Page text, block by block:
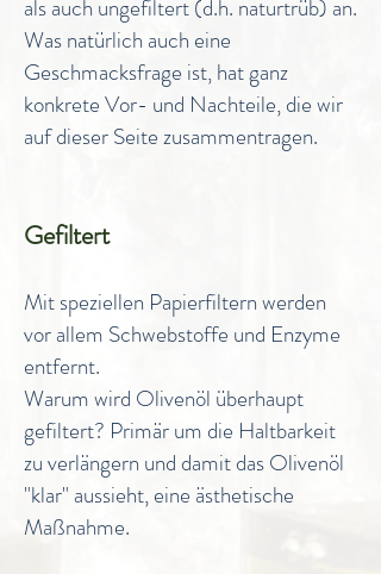
als auch ungefiltert (d.h. naturtrüb) an.
Was natürlich auch eine
Geschmacksfrage ist, hat ganz
konkrete Vor- und Nachteile, die wir
auf dieser Seite zusammentragen.
Gefiltert
Mit speziellen Papierfiltern werden
vor allem Schwebstoffe und Enzyme
entfernt.
Warum wird Olivenöl überhaupt
gefiltert? Primär um die Haltbarkeit
zu verlängern und damit das Olivenöl
"klar" aussieht, eine ästhetische
Maßnahme.